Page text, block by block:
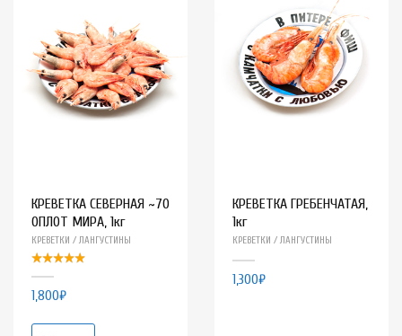
КРЕВЕТКА СЕВЕРНАЯ ~70
ОПЛОТ МИРА, 1кг
КРЕВЕТКИ / ЛАНГУСТИНЫ
1,800₽
КРЕВЕТКА ГРЕБЕНЧАТАЯ,
1кг
КРЕВЕТКИ / ЛАНГУСТИНЫ
1,300₽